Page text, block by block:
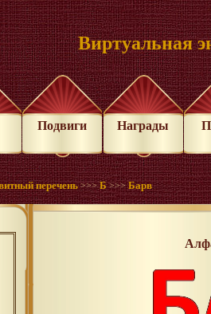
Виртуальная
Подвиги Награды
перечень >>>Б >>>Барв